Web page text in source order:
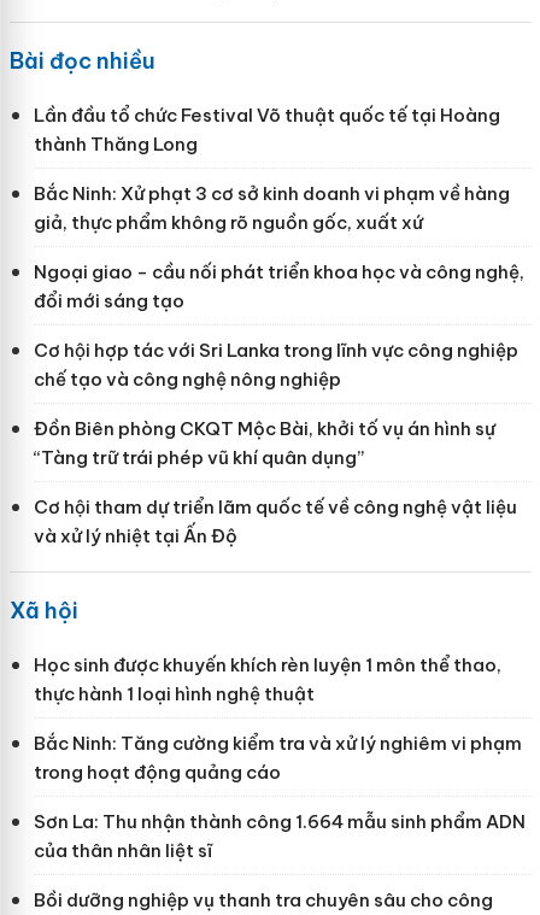
Bài đọc nhiều
Lần đầu tổ chức Festival Võ thuật quốc tế tại Hoàng
thành Thăng Long
Bắc Ninh: Xử phạt 3 cơ sở kinh doanh vi phạm về hàng
giả, thực phẩm không rõ nguồn gốc, xuất xứ
Ngoại giao - cầu nối phát triển khoa học và công nghệ,
đổi mới sáng tạo
Cơ hội hợp tác với Sri Lanka trong lĩnh vực công nghiệp
chế tạo và công nghệ nông nghiệp
Đồn Biên phòng CKQT Mộc Bài, khởi tố vụ án hình sự
“Tàng trữ trái phép vũ khí quân dụng”
Cơ hội tham dự triển lãm quốc tế về công nghệ vật liệu
và xử lý nhiệt tại Ấn Độ
Xã hội
Học sinh được khuyến khích rèn luyện 1 môn thể thao,
thực hành 1 loại hình nghệ thuật
Bắc Ninh: Tăng cường kiểm tra và xử lý nghiêm vi phạm
trong hoạt động quảng cáo
Sơn La: Thu nhận thành công 1.664 mẫu sinh phẩm ADN
của thân nhân liệt sĩ
Bồi dưỡng nghiệp vụ thanh tra chuyên sâu cho công